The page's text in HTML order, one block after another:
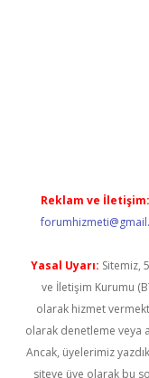
Reklam ve İletişim:
Yasal Uyarı: Sitemiz,
ve İletişim Kurumu
olarak hizmet
olarak denetleme veya
Ancak, üyelerimiz
siteye üye olarak bu